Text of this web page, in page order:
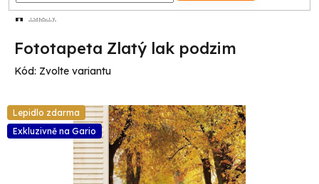
Tapety
Fototapeta Zlatý lak podzim
Kód: Zvolte variantu
Lepidlo zdarma
Exkluzivně na Gario